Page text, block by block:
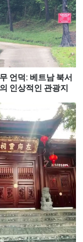
언덕: 베트남 북서
인상적인 관광지